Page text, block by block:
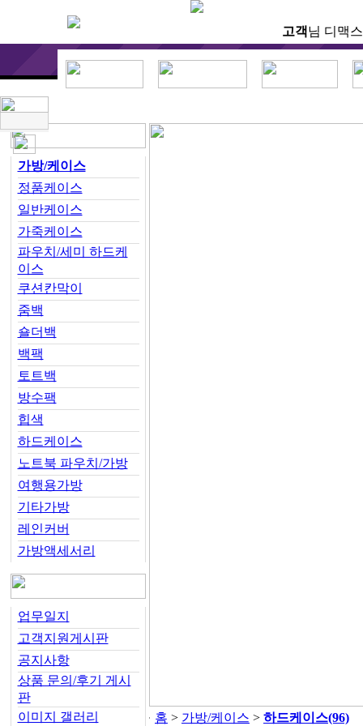
고객님 디맥
가방/케이스
정품케이스
일반케이스
가죽케이스
파우치/세미 하드케
이스
쿠션칸막이
줌백
숄더백
백팩
토트백
방수팩
힙색
하드케이스
노트북 파우치/가방
여행용가방
기타가방
레인커버
가방액세서리
업무일지
고객지원게시판
공지사항
상품 문의/후기 게시
판
이미지 갤러리
홈 > 가방/케이스 > 하드케이스(96)